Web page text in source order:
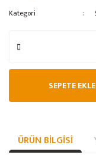
Kategori
SEPETE EKLE
ÜRÜN BILGISI